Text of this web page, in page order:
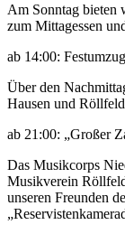
Am Sonntag bieten
zum Mittagessen
ab 14:00:
Über den
Hausen und
ab 21:00: „Großer
Das Musikcorps
Musikverein
unseren Freunden